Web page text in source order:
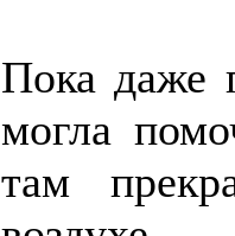
Пока даже
могла
там